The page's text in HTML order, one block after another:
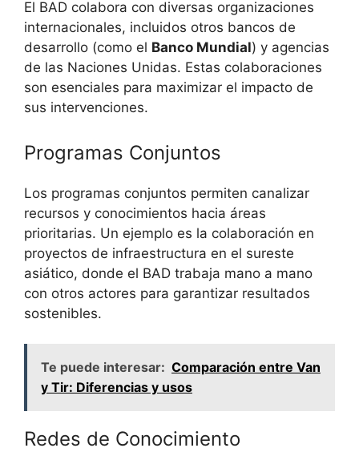
El BAD colabora con diversas organizaciones
internacionales, incluidos otros bancos de
desarrollo (como el Banco Mundial) y agencias
de las Naciones Unidas. Estas colaboraciones
son esenciales para maximizar el impacto de
sus intervenciones.
Programas Conjuntos
Los programas conjuntos permiten canalizar
recursos y conocimientos hacia áreas
prioritarias. Un ejemplo es la colaboración en
proyectos de infraestructura en el sureste
asiático, donde el BAD trabaja mano a mano
con otros actores para garantizar resultados
sostenibles.
Te puede interesar: Comparación entre Van
y Tir: Diferencias y usos
Redes de Conocimiento